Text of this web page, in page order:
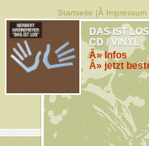
Startseite |Â Impressum
DAS IST LOS
CD / VINYL
Â» Infos
Â» jetzt